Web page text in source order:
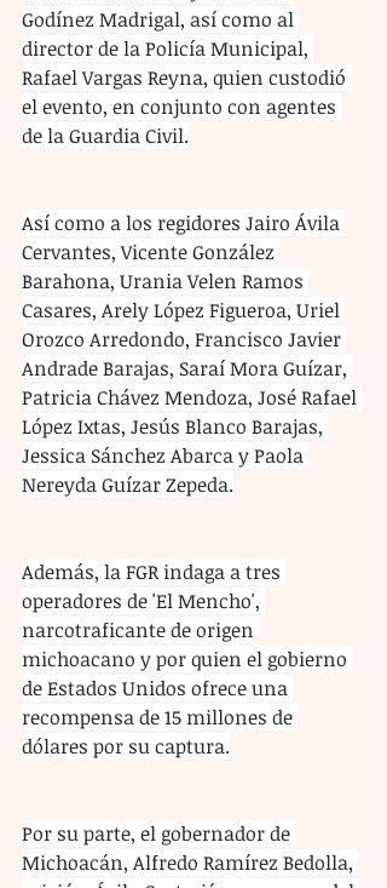
Godínez Madrigal, así como al
director de la Policía Municipal,
Rafael Vargas Reyna, quien custodió
el evento, en conjunto con agentes
de la Guardia Civil.
Así como a los regidores Jairo Ávila
Cervantes, Vicente González
Barahona, Urania Velen Ramos
Casares, Arely López Figueroa, Uriel
Orozco Arredondo, Francisco Javier
Andrade Barajas, Saraí Mora Guízar,
Patricia Chávez Mendoza, José Rafael
López Ixtas, Jesús Blanco Barajas,
Jessica Sánchez Abarca y Paola
Nereyda Guízar Zepeda.
Además, la FGR indaga a tres
operadores de 'El Mencho',
narcotraficante de origen
michoacano y por quien el gobierno
de Estados Unidos ofrece una
recompensa de 15 millones de
dólares por su captura.
Por su parte, el gobernador de
Michoacán, Alfredo Ramírez Bedolla,